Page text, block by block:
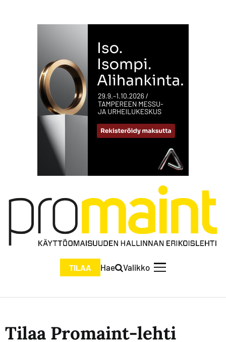
TILAA Hae Valikko
Tilaa Promaint-lehti